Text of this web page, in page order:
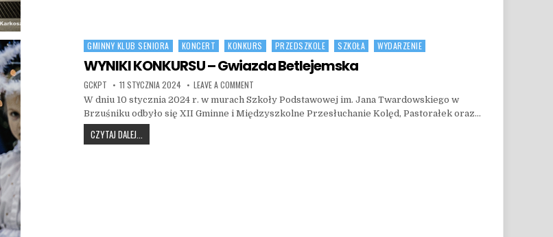
Posted in
GMINNY KLUB SENIORA KONCERT KONKURS PRZEDSZKOLE SZKOŁA WYDARZENIE
WYNIKI KONKURSU – Gwiazda Betlejemska
AUTHOR:
GCKPT PUBLISHED DATE:
11 STYCZNIA 2024 LEAVE A COMMENT
W dniu 10 stycznia 2024 r. w murach Szkoły Podstawowej im. Jana Twardowskiego w
Brzuśniku odbyło się XII Gminne i Międzyszkolne Przesłuchanie Kolęd, Pastorałek oraz…
CZYTAJ DALEJ...